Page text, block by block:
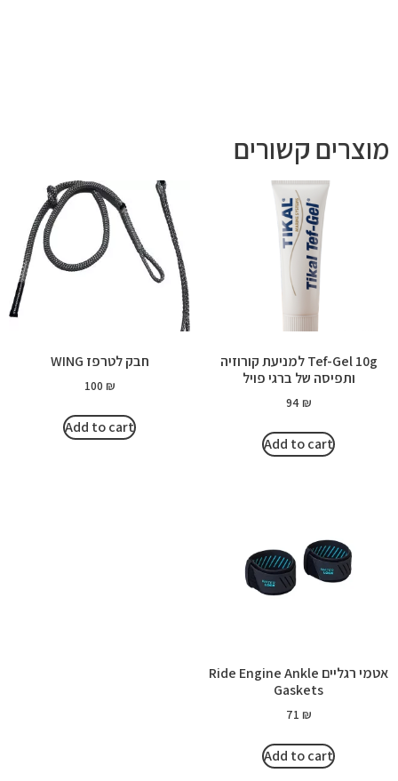
מוצרים קשורים
Tef-Gel 10g למניעת קורוזיה
ותפיסה של ברגי פויל
94 ₪
Add to cart
חבק לטרפז WING
100 ₪
Add to cart
אטמי רגליים Ride Engine Ankle
Gaskets
71 ₪
Add to cart